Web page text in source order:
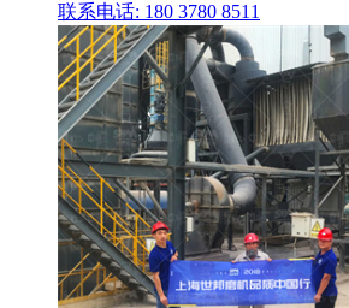
联系电话: 180 3780 8511